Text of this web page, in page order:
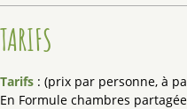
TARIFS
Tarifs : (prix par personne, à
En Formule chambres